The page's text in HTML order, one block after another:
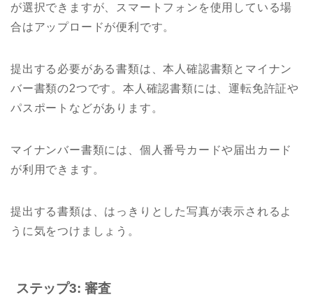
が選択できますが、スマートフォンを使用している場
合はアップロードが便利です。
提出する必要がある書類は、本人確認書類とマイナン
バー書類の2つです。本人確認書類には、運転免許証や
パスポートなどがあります。
マイナンバー書類には、個人番号カードや届出カード
が利用できます。
提出する書類は、はっきりとした写真が表示されるよ
うに気をつけましょう。
ステップ3: 審査